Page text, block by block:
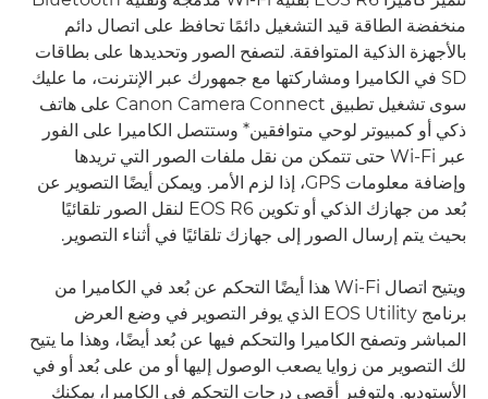
منخفضة الطاقة قيد التشغيل دائمًا تحافظ على اتصال دائم
بالأجهزة الذكية المتوافقة. لتصفح الصور وتحديدها على بطاقات
SD في الكاميرا ومشاركتها مع جمهورك عبر الإنترنت، ما عليك
سوى تشغيل تطبيق Canon Camera Connect على هاتف
ذكي أو كمبيوتر لوحي متوافقين* وستتصل الكاميرا على الفور
عبر Wi-Fi حتى تتمكن من نقل ملفات الصور التي تريدها
وإضافة معلومات GPS، إذا لزم الأمر. ويمكن أيضًا التصوير عن
بُعد من جهازك الذكي أو تكوين EOS R6 لنقل الصور تلقائيًا
بحيث يتم إرسال الصور إلى جهازك تلقائيًا في أثناء التصوير.
ويتيح اتصال Wi-Fi هذا أيضًا التحكم عن بُعد في الكاميرا من
برنامج EOS Utility الذي يوفر التصوير في وضع العرض
المباشر وتصفح الكاميرا والتحكم فيها عن بُعد أيضًا، وهذا ما يتيح
لك التصوير من زوايا يصعب الوصول إليها أو من على بُعد أو في
الأستوديو. ولتوفير أقصى درجات التحكم في الكاميرا، يمكنك